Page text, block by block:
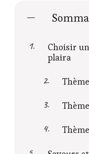
Choisir
plaira